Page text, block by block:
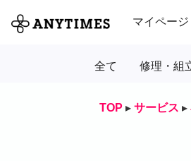
マイページ
全て 修理・組
TOP ▸ サービス ▸